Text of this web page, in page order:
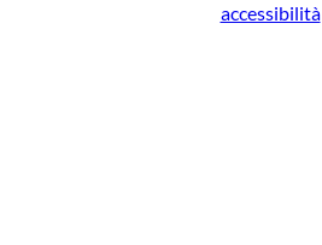
accessibilità